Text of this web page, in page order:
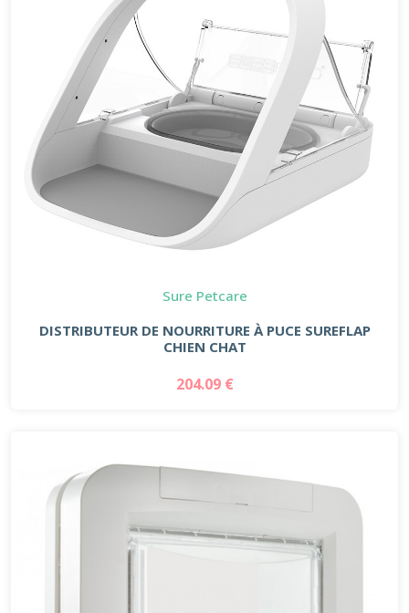
Sure Petcare
DISTRIBUTEUR DE NOURRITURE À PUCE SUREFLAP
CHIEN CHAT
204.09 €